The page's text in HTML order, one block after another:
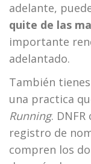
adelante,
quite de las
importante
adelantado.
También
una practica
Running.
registro de
compren los